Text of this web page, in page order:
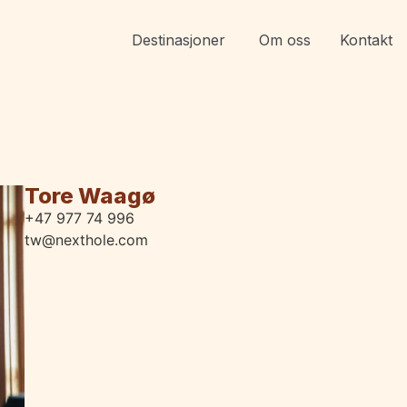
Destinasjoner Om oss Kontakt
Tore Waagø
+47 977 74 996
tw@nexthole.com